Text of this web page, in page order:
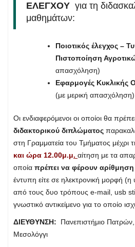
ΕΛΕΓΧΟΥ για τη
μαθημάτων:
Ποιοτικός έλεγχος –
Πιστοποίηση
απασχόληση)
Εφαρμογές Κυκλικής
(με μερική απασχόληση)
Οι ενδιαφερόμενοι οι οποίοι θα
διδακτορικού διπλώματος
στη Γραμματεία του Τμήματος μέχρι
και ώρα 12.00μ.μ. αίτηση με τα
οποία πρέπει να φέρουν αρίθμηση
έντυπη είτε σε ηλεκτρονική μορφή (η
από τους δυο τρόπους e-mail, usb
γνωστικό αντικείμενο για το οποίο
ΔΙΕΥΘΥΝΣΗ:
Πανεπιστήμιο
Μεσολόγγι